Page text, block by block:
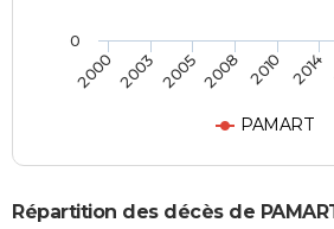
PAMART
2000 2003 20052008 2010 2014
0
Répartition des décès de